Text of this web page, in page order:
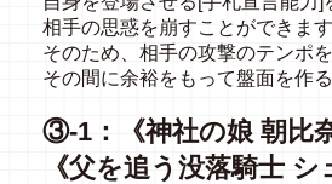
相手の思惑を崩すことができます
そのため、相手の攻撃のテンポ
その間に余裕をもって盤面を作
③-1：《神社の娘 朝比
《父を追う没落騎士 シ